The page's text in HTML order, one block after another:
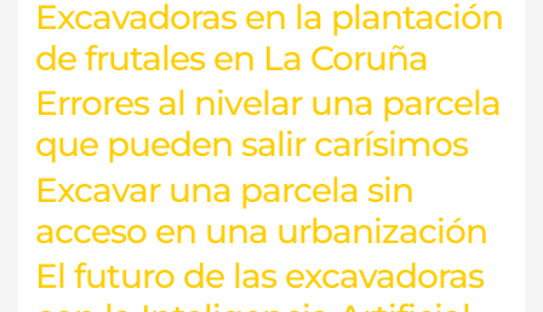
Excavadoras en la plantación
de frutales en La Coruña
Errores al nivelar una parcela
que pueden salir carísimos
Excavar una parcela sin
acceso en una urbanización
El futuro de las excavadoras